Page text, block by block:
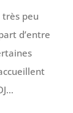
très peu
d’entre